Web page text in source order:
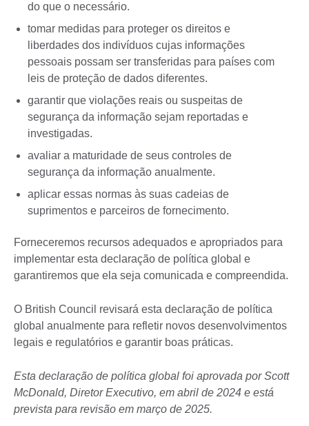
do que o necessário.
tomar medidas para proteger os direitos e
liberdades dos indivíduos cujas informações
pessoais possam ser transferidas para países com
leis de proteção de dados diferentes.
garantir que violações reais ou suspeitas de
segurança da informação sejam reportadas e
investigadas.
avaliar a maturidade de seus controles de
segurança da informação anualmente.
aplicar essas normas às suas cadeias de
suprimentos e parceiros de fornecimento.
Forneceremos recursos adequados e apropriados para
implementar esta declaração de política global e
garantiremos que ela seja comunicada e compreendida.
O British Council revisará esta declaração de política
global anualmente para refletir novos desenvolvimentos
legais e regulatórios e garantir boas práticas.
Esta declaração de política global foi aprovada por Scott
McDonald, Diretor Executivo, em abril de 2024 e está
prevista para revisão em março de 2025.